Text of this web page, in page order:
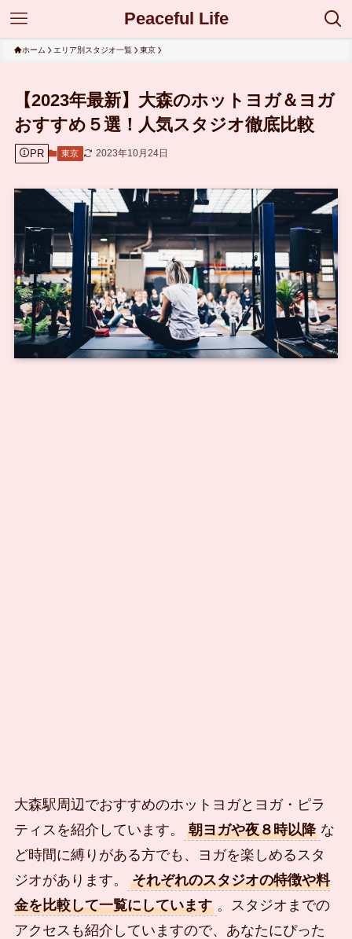
Peaceful Life
ホーム エリア別スタジオ一覧 東京
【2023年最新】大森のホットヨガ＆ヨガ
おすすめ５選！人気スタジオ徹底比較
PR 東京 2023年10月24日
大森駅周辺でおすすめのホットヨガとヨガ・ピラ
ティスを紹介しています。
朝ヨガや夜８時以降 な
ど時間に縛りがある方でも、ヨガを楽しめるスタ
ジオがあります。
それぞれのスタジオの特徴や料
金を比較して一覧にしています 。スタジオまでの
アクセスも紹介していますので、あなたにぴった